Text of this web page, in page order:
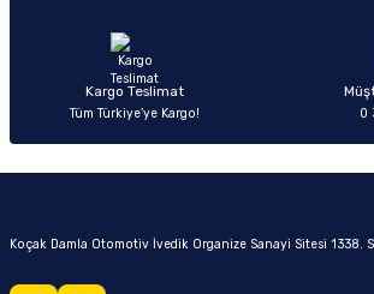
Kargo Teslimat
Tüm Türkiye’ye Kargo! 0
Koçak Damla Otomotiv İvedik Organize Sanayi Sitesi 1338.